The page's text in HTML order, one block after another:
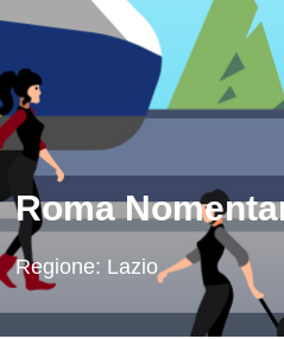
Roma
Regione: Lazio